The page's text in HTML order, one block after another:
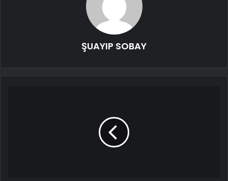
ŞUAYIP SOBAY